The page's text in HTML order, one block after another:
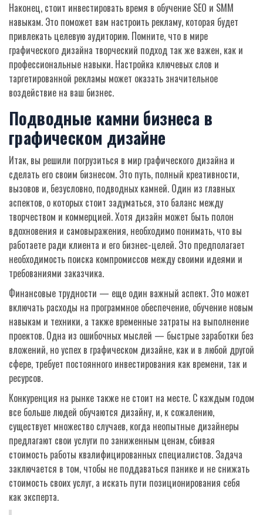
Наконец, стоит инвестировать время в обучение SEO и SMM
навыкам. Это поможет вам настроить рекламу, которая будет
привлекать целевую аудиторию. Помните, что в мире
графического дизайна творческий подход так же важен, как и
профессиональные навыки. Настройка ключевых слов и
таргетированной рекламы может оказать значительное
воздействие на ваш бизнес.
Подводные камни бизнеса в
графическом дизайне
Итак, вы решили погрузиться в мир графического дизайна и
сделать его своим бизнесом. Это путь, полный креативности,
вызовов и, безусловно, подводных камней. Один из главных
аспектов, о которых стоит задуматься, это баланс между
творчеством и коммерцией. Хотя дизайн может быть полон
вдохновения и самовыражения, необходимо понимать, что вы
работаете ради клиента и его бизнес-целей. Это предполагает
необходимость поиска компромиссов между своими идеями и
требованиями заказчика.
Финансовые трудности — еще один важный аспект. Это может
включать расходы на программное обеспечение, обучение новым
навыкам и техники, а также временные затраты на выполнение
проектов. Одна из ошибочных мыслей — быстрые заработки без
вложений, но успех в графическом дизайне, как и в любой другой
сфере, требует постоянного инвестирования как времени, так и
ресурсов.
Конкуренция на рынке также не стоит на месте. С каждым годом
все больше людей обучаются дизайну, и, к сожалению,
существует множество случаев, когда неопытные дизайнеры
предлагают свои услуги по заниженным ценам, сбивая
стоимость работы квалифицированных специалистов. Задача
заключается в том, чтобы не поддаваться панике и не снижать
стоимость своих услуг, а искать пути позиционирования себя
как эксперта.